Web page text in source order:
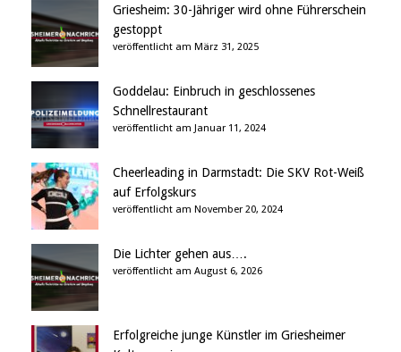
Griesheim: 30-Jähriger wird ohne Führerschein
gestoppt
veröffentlicht am März 31, 2025
Goddelau: Einbruch in geschlossenes
Schnellrestaurant
veröffentlicht am Januar 11, 2024
Cheerleading in Darmstadt: Die SKV Rot-Weiß
auf Erfolgskurs
veröffentlicht am November 20, 2024
Die Lichter gehen aus….
veröffentlicht am August 6, 2026
Erfolgreiche junge Künstler im Griesheimer